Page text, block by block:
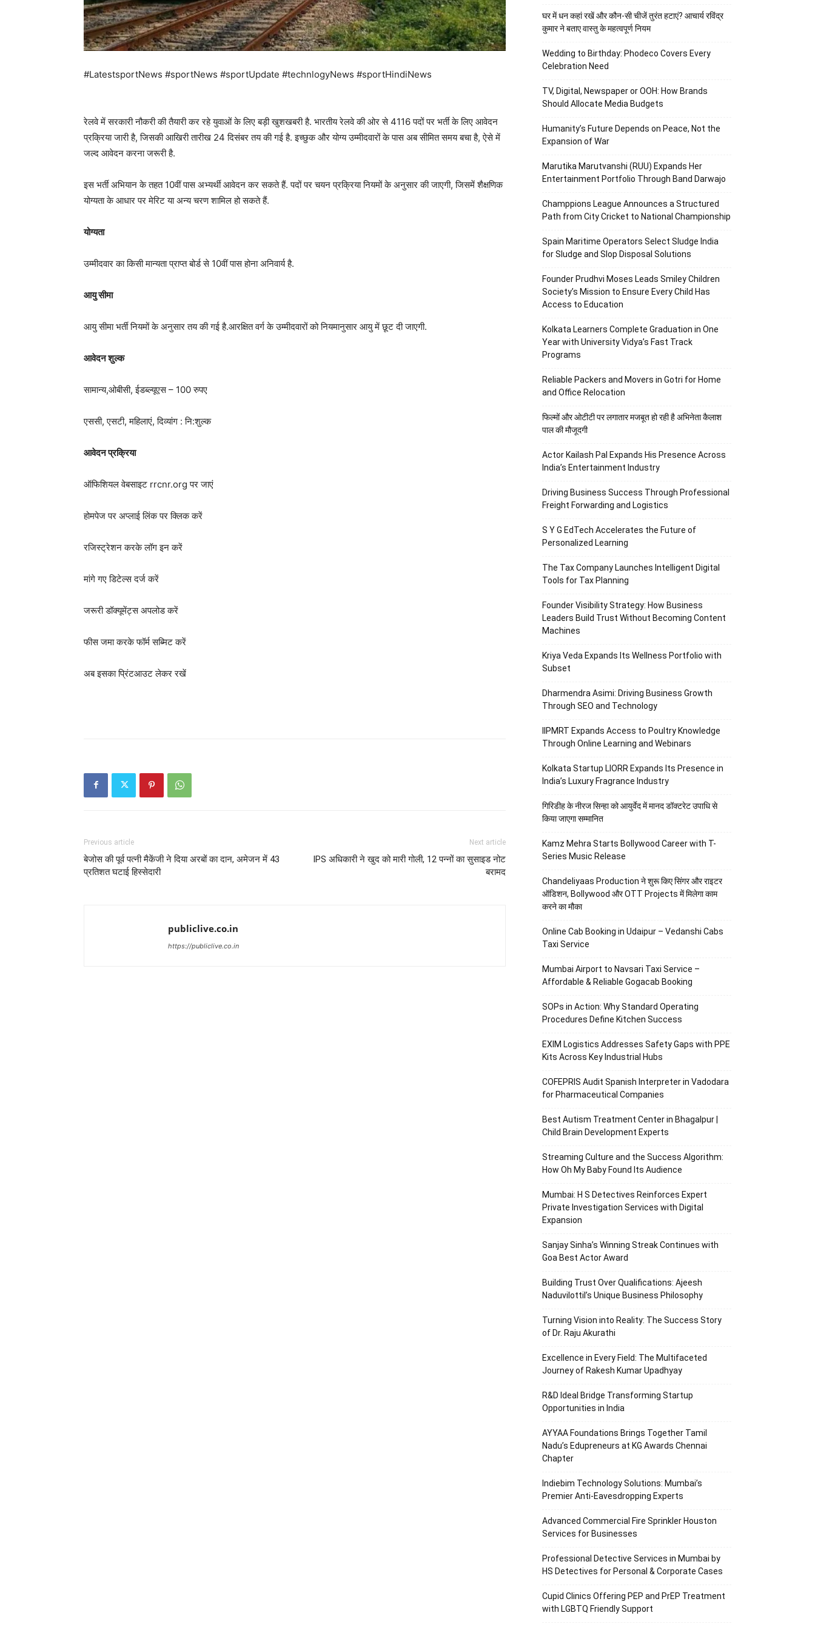
#LatestsportNews #sportNews #sportUpdate #technlogyNews #sportHindiNews
रेलवे में सरकारी नौकरी की तैयारी कर रहे युवाओं के लिए बड़ी खुशखबरी है. भारतीय रेलवे की ओर से 4116 पदों पर भर्ती के लिए आवेदन
प्रक्रिया जारी है, जिसकी आखिरी तारीख 24 दिसंबर तय की गई है. इच्छुक और योग्य उम्मीदवारों के पास अब सीमित समय बचा है, ऐसे में
जल्द आवेदन करना जरूरी है.
इस भर्ती अभियान के तहत 10वीं पास अभ्यर्थी आवेदन कर सकते हैं. पदों पर चयन प्रक्रिया नियमों के अनुसार की जाएगी, जिसमें शैक्षणिक
योग्यता के आधार पर मेरिट या अन्य चरण शामिल हो सकते हैं.
योग्यता
उम्मीदवार का किसी मान्यता प्राप्त बोर्ड से 10वीं पास होना अनिवार्य है.
आयु सीमा
आयु सीमा भर्ती नियमों के अनुसार तय की गई है.आरक्षित वर्ग के उम्मीदवारों को नियमानुसार आयु में छूट दी जाएगी.
आवेदन शुल्क
सामान्य,ओबीसी, ईडब्ल्यूएस – 100 रुपए
एससी, एसटी, महिलाएं, दिव्यांग : नि:शुल्क
आवेदन प्रक्रिया
ऑफिशियल वेबसाइट rrcnr.org पर जाएं
होमपेज पर अप्लाई लिंक पर क्लिक करें
रजिस्ट्रेशन करके लॉग इन करें
मांगे गए डिटेल्स दर्ज करें
जरूरी डॉक्यूमेंट्स अपलोड करें
फीस जमा करके फॉर्म सब्मिट करें
अब इसका प्रिंटआउट लेकर रखें
Previous article
बेजोस की पूर्व पत्नी मैकेंजी ने दिया अरबों का दान, अमेजन में 43
प्रतिशत घटाई हिस्सेदारी
Next article
IPS अधिकारी ने खुद को मारी गोली, 12 पन्नों का सुसाइड नोट
बरामद
publiclive.co.in
https://publiclive.co.in
घर में धन कहां रखें और कौन-सी चीजें तुरंत हटाएं? आचार्य रविंद्र
कुमार ने बताए वास्तु के महत्वपूर्ण नियम
Wedding to Birthday: Phodeco Covers Every
Celebration Need
TV, Digital, Newspaper or OOH: How Brands
Should Allocate Media Budgets
Humanity’s Future Depends on Peace, Not the
Expansion of War
Marutika Marutvanshi (RUU) Expands Her
Entertainment Portfolio Through Band Darwajo
Champpions League Announces a Structured
Path from City Cricket to National Championship
Spain Maritime Operators Select Sludge India
for Sludge and Slop Disposal Solutions
Founder Prudhvi Moses Leads Smiley Children
Society’s Mission to Ensure Every Child Has
Access to Education
Kolkata Learners Complete Graduation in One
Year with University Vidya’s Fast Track
Programs
Reliable Packers and Movers in Gotri for Home
and Office Relocation
फिल्मों और ओटीटी पर लगातार मजबूत हो रही है अभिनेता कैलाश
पाल की मौजूदगी
Actor Kailash Pal Expands His Presence Across
India’s Entertainment Industry
Driving Business Success Through Professional
Freight Forwarding and Logistics
S Y G EdTech Accelerates the Future of
Personalized Learning
The Tax Company Launches Intelligent Digital
Tools for Tax Planning
Founder Visibility Strategy: How Business
Leaders Build Trust Without Becoming Content
Machines
Kriya Veda Expands Its Wellness Portfolio with
Subset
Dharmendra Asimi: Driving Business Growth
Through SEO and Technology
IIPMRT Expands Access to Poultry Knowledge
Through Online Learning and Webinars
Kolkata Startup LIORR Expands Its Presence in
India’s Luxury Fragrance Industry
गिरिडीह के नीरज सिन्हा को आयुर्वेद में मानद डॉक्टरेट उपाधि से
किया जाएगा सम्मानित
Kamz Mehra Starts Bollywood Career with T-
Series Music Release
Chandeliyaas Production ने शुरू किए सिंगर और राइटर
ऑडिशन, Bollywood और OTT Projects में मिलेगा काम
करने का मौका
Online Cab Booking in Udaipur – Vedanshi Cabs
Taxi Service
Mumbai Airport to Navsari Taxi Service –
Affordable & Reliable Gogacab Booking
SOPs in Action: Why Standard Operating
Procedures Define Kitchen Success
EXIM Logistics Addresses Safety Gaps with PPE
Kits Across Key Industrial Hubs
COFEPRIS Audit Spanish Interpreter in Vadodara
for Pharmaceutical Companies
Best Autism Treatment Center in Bhagalpur |
Child Brain Development Experts
Streaming Culture and the Success Algorithm:
How Oh My Baby Found Its Audience
Mumbai: H S Detectives Reinforces Expert
Private Investigation Services with Digital
Expansion
Sanjay Sinha’s Winning Streak Continues with
Goa Best Actor Award
Building Trust Over Qualifications: Ajeesh
Naduvilottil’s Unique Business Philosophy
Turning Vision into Reality: The Success Story
of Dr. Raju Akurathi
Excellence in Every Field: The Multifaceted
Journey of Rakesh Kumar Upadhyay
R&D Ideal Bridge Transforming Startup
Opportunities in India
AYYAA Foundations Brings Together Tamil
Nadu’s Edupreneurs at KG Awards Chennai
Chapter
Indiebim Technology Solutions: Mumbai’s
Premier Anti-Eavesdropping Experts
Advanced Commercial Fire Sprinkler Houston
Services for Businesses
Professional Detective Services in Mumbai by
HS Detectives for Personal & Corporate Cases
Cupid Clinics Offering PEP and PrEP Treatment
with LGBTQ Friendly Support